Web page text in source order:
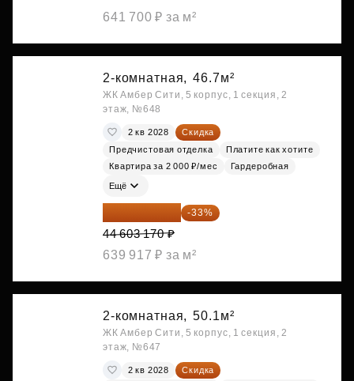
641 700 ₽ за м²
2-комнатная, 46.7м²
ЖК Амбер Сити, 5 корпус, 1 секция, 2
этаж, №648
2 кв 2028
Скидка
Предчистовая отделка
Платите как хотите
Квартира за 2 000 ₽/мес
Гардеробная
Ещё
29 884 124 ₽ -33%
44 603 170 ₽
639 917 ₽ за м²
2-комнатная, 50.1м²
ЖК Амбер Сити, 5 корпус, 1 секция, 2
этаж, №647
2 кв 2028
Скидка